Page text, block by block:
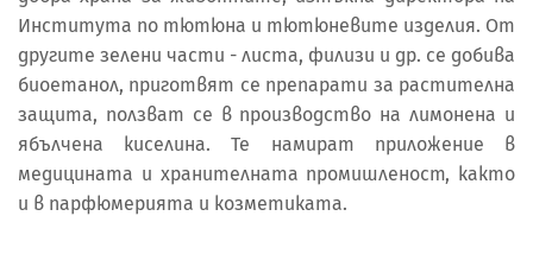
Института по тютюна и тютюневите изделия. От
другите зелени части - листа, филизи и др. се добива
биоетанол, приготвят се препарати за растителна
защита, ползват се в производство на лимонена и
ябълчена киселина. Те намират приложение в
медицината и хранителната промишленост, както
и в парфюмерията и козметиката.